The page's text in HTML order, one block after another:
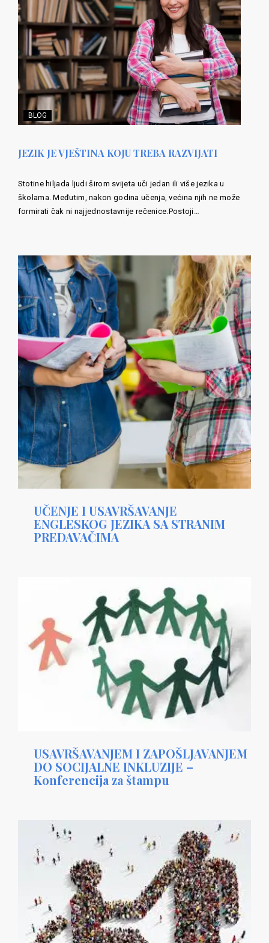
BLOG
JEZIK JE VJEŠTINA KOJU TREBA RAZVIJATI
Stotine hiljada ljudi širom svijeta uči jedan ili više jezika u
školama. Međutim, nakon godina učenja, većina njih ne može
formirati čak ni najjednostavnije rečenice.Postoji…
UČENJE I USAVRŠAVANJE
ENGLESKOG JEZIKA SA STRANIM
PREDAVAČIMA
USAVRŠAVANJEM I ZAPOŠLJAVANJEM
DO SOCIJALNE INKLUZIJE –
Konferencija za štampu